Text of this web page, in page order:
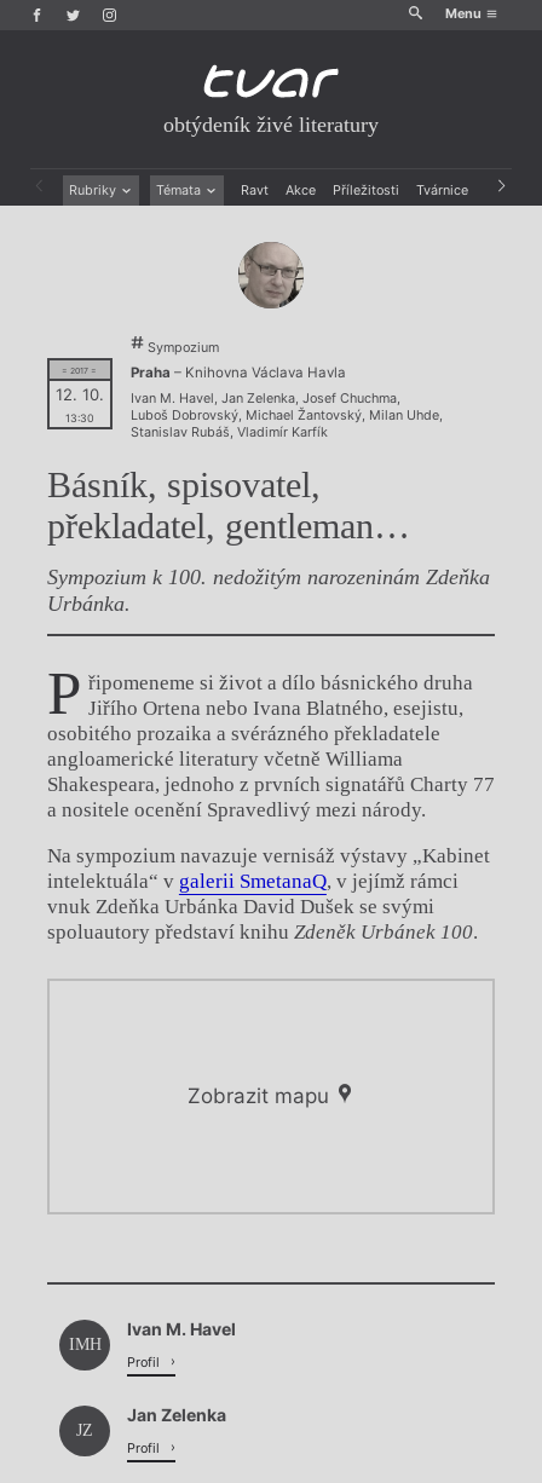
Menu
obtýdeník živé literatury
Rubriky Témata Ravt Akce Příležitosti Tvárnice Archiv
Rozhovory
Výroční ceny
= 2017 =
12. 10.
13:30
Sympozium
Praha – Knihovna Václava Havla
Ivan M. Havel , Jan Zelenka, Josef Chuchma,
Luboš Dobrovský, Michael Žantovský, Milan Uhde,
Stanislav Rubáš, Vladimír Karfík
Básník, spisovatel,
překladatel, gentleman…
Sympozium k 100. nedožitým narozeninám Zdeňka
Urbánka.
P řipomeneme si život a dílo básnického druha
Jiřího Ortena nebo Ivana Blatného, esejistu,
osobitého prozaika a svérázného překladatele
angloamerické literatury včetně Williama
Shakespeara, jednoho z prvních signatářů Charty 77
a nositele ocenění Spravedlivý mezi národy.
Na sympozium navazuje vernisáž výstavy „Kabinet
intelektuála“ v galerii SmetanaQ, v jejímž rámci
vnuk Zdeňka Urbánka David Dušek se svými
spoluautory představí knihu Zdeněk Urbánek 100.
Zobrazit mapu
Načítá se.
Chviličku.
Načítá se.
IMH
Ivan M. Havel
Profil
JZ
Jan Zelenka
Profil